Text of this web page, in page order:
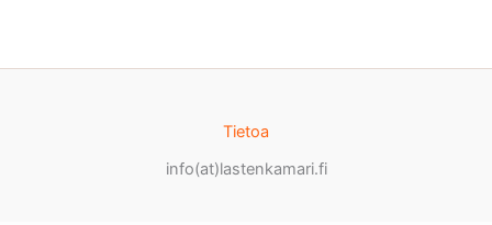
Tietoa
info(at)lastenkamari.fi